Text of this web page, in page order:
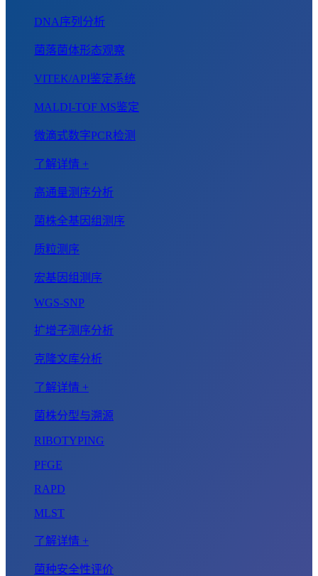
DNA序列分析
菌落菌体形态观察
VITEK/API鉴定系统
MALDI-TOF MS鉴定
微滴式数字PCR检测
了解详情 +
高通量测序分析
菌株全基因组测序
质粒测序
宏基因组测序
WGS-SNP
扩增子测序分析
克隆文库分析
了解详情 +
菌株分型与溯源
RIBOTYPING
PFGE
RAPD
MLST
了解详情 +
菌种安全性评价